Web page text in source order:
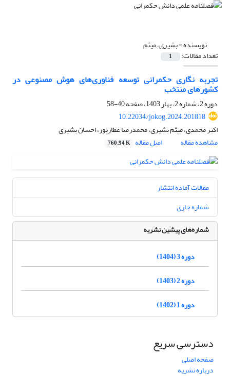
نویسنده =بشیری، میثم
تعداد مقالات: 1
تجربه نگاری حکمرانی توسعه فناوری‌های هوش مصنوعی در
کشورهای منتخب
دوره 2، شماره 2، بهار 1403، صفحه
40-58
10.22034/jokog.2024.201818
اکبر محمدی، میثم بشیری، محمدرضا عطارپور، احسان بشیری
مشاهده مقاله
اصل مقاله 760.94 K
مقالات آماده انتشار
شماره جاری
شماره‌های پیشین نشریه
دوره 3 (1404)
دوره 2 (1403)
دوره 1 (1402)
دسترسی سریع
صفحه اصلی
درباره نشریه